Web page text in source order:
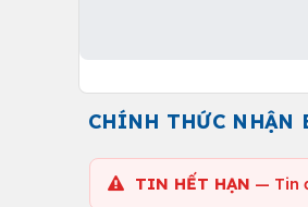
CHÍNH THỨC NHẬN
TIN HẾT HẠN — Tin